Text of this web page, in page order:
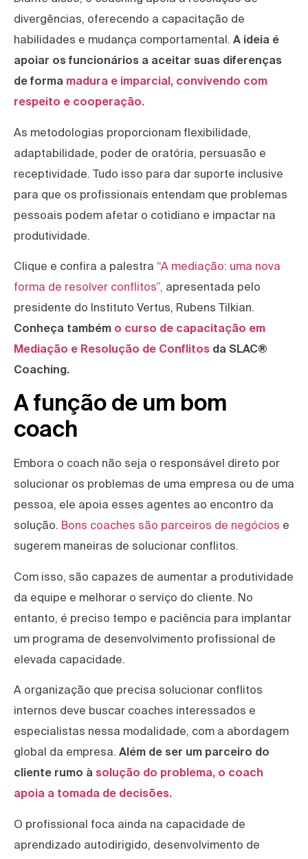
divergências, oferecendo a capacitação de
habilidades e mudança comportamental. A ideia é
apoiar os funcionários a aceitar suas diferenças
de forma madura e imparcial, convivendo com
respeito e cooperação.
As metodologias proporcionam flexibilidade,
adaptabilidade, poder de oratória, persuasão e
receptividade. Tudo isso para dar suporte inclusive
para que os profissionais entendam que problemas
pessoais podem afetar o cotidiano e impactar na
produtividade.
Clique e confira a palestra “A mediação: uma nova
forma de resolver conflitos”, apresentada pelo
presidente do Instituto Vertus, Rubens Tilkian.
Conheça também o curso de capacitação em
Mediação e Resolução de Conflitos da SLAC®
Coaching.
A função de um bom
coach
Embora o coach não seja o responsável direto por
solucionar os problemas de uma empresa ou de uma
pessoa, ele apoia esses agentes ao encontro da
solução. Bons coaches são parceiros de negócios e
sugerem maneiras de solucionar conflitos.
Com isso, são capazes de aumentar a produtividade
da equipe e melhorar o serviço do cliente. No
entanto, é preciso tempo e paciência para implantar
um programa de desenvolvimento profissional de
elevada capacidade.
A organização que precisa solucionar conflitos
internos deve buscar coaches interessados e
especialistas nessa modalidade, com a abordagem
global da empresa. Além de ser um parceiro do
cliente rumo à solução do problema, o coach
apoia a tomada de decisões.
O profissional foca ainda na capacidade de
aprendizado autodirigido, desenvolvimento de